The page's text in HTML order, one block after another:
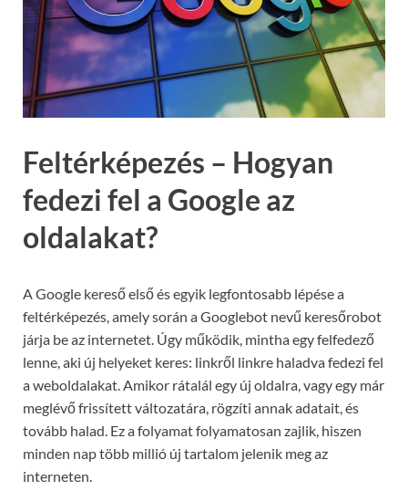
Feltérképezés – Hogyan
fedezi fel a Google az
oldalakat?
A Google kereső első és egyik legfontosabb lépése a
feltérképezés, amely során a Googlebot nevű keresőrobot
járja be az internetet. Úgy működik, mintha egy felfedező
lenne, aki új helyeket keres: linkről linkre haladva fedezi fel
a weboldalakat. Amikor rátalál egy új oldalra, vagy egy már
meglévő frissített változatára, rögzíti annak adatait, és
tovább halad. Ez a folyamat folyamatosan zajlik, hiszen
minden nap több millió új tartalom jelenik meg az
interneten.